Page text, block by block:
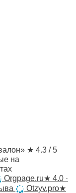
★ 4.3 / 5
на
Orgpage.ru★ 4.0 ·
Otzyv.pro★